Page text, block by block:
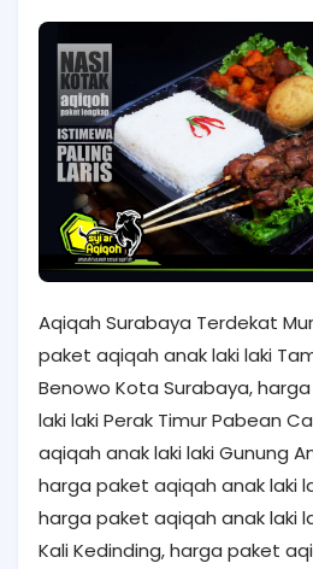
Aqiqah Surabaya Terdekat
paket aqiqah anak laki laki
Benowo Kota Surabaya,
laki laki Perak Timur Pabean
aqiqah anak laki laki Gunung
harga paket aqiqah anak laki
harga paket aqiqah anak laki
Kali Kedinding, harga paket